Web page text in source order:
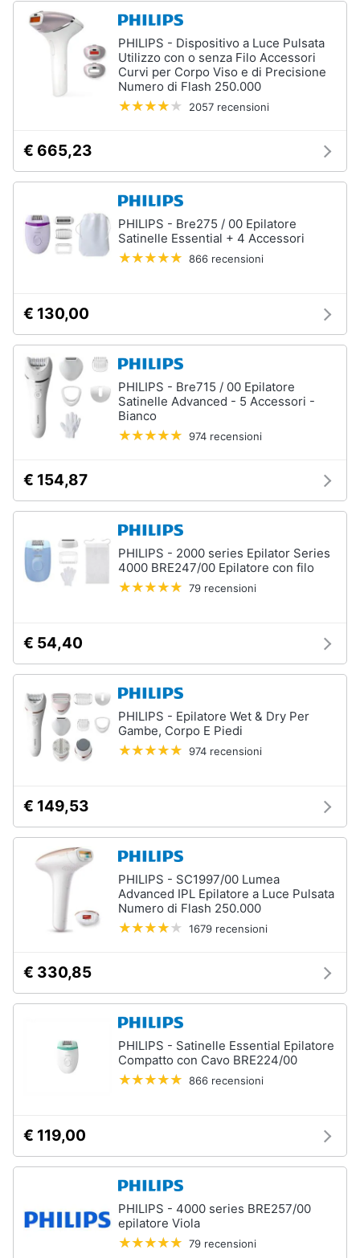
PHILIPS - Dispositivo a Luce Pulsata
Utilizzo con o senza Filo Accessori
Curvi per Corpo Viso e di Precisione
Numero di Flash 250.000
2057 recensioni
€ 665,23
PHILIPS - Bre275 / 00 Epilatore
Satinelle Essential + 4 Accessori
866 recensioni
€ 130,00
PHILIPS - Bre715 / 00 Epilatore
Satinelle Advanced - 5 Accessori -
Bianco
974 recensioni
€ 154,87
PHILIPS - 2000 series Epilator Series
4000 BRE247/00 Epilatore con filo
79 recensioni
€ 54,40
PHILIPS - Epilatore Wet & Dry Per
Gambe, Corpo E Piedi
974 recensioni
€ 149,53
PHILIPS - SC1997/00 Lumea
Advanced IPL Epilatore a Luce Pulsata
Numero di Flash 250.000
1679 recensioni
€ 330,85
PHILIPS - Satinelle Essential Epilatore
Compatto con Cavo BRE224/00
866 recensioni
€ 119,00
PHILIPS - 4000 series BRE257/00
epilatore Viola
79 recensioni